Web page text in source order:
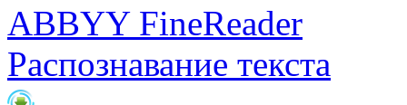
ABBYY FineReader
Распознавание текста